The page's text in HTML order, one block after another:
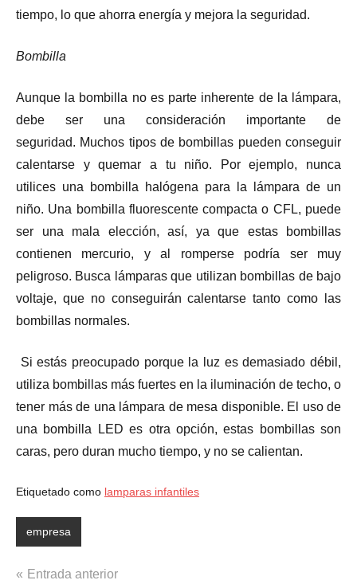
tiempo, lo que ahorra energía y mejora la seguridad.
Bombilla
Aunque la bombilla no es parte inherente de la lámpara,
debe ser una consideración importante de
seguridad. Muchos tipos de bombillas pueden conseguir
calentarse y quemar a tu niño. Por ejemplo, nunca
utilices una bombilla halógena para la lámpara de un
niño. Una bombilla fluorescente compacta o CFL, puede
ser una mala elección, así, ya que estas bombillas
contienen mercurio, y al romperse podría ser muy
peligroso. Busca lámparas que utilizan bombillas de bajo
voltaje, que no conseguirán calentarse tanto como las
bombillas normales.
Si estás preocupado porque la luz es demasiado débil,
utiliza bombillas más fuertes en la iluminación de techo, o
tener más de una lámpara de mesa disponible. El uso de
una bombilla LED es otra opción, estas bombillas son
caras, pero duran mucho tiempo, y no se calientan.
Etiquetado como lamparas infantiles
empresa
Navegación
Entrada anterior